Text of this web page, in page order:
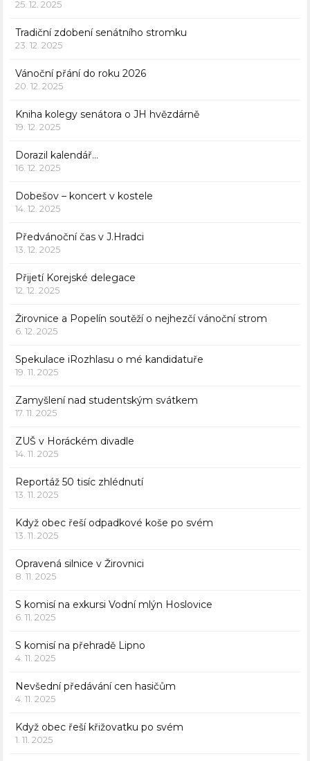
25. 12. 2025
Tradiční zdobení senátního stromku
23. 12. 2025
Vánoční přání do roku 2026
20. 12. 2025
Kniha kolegy senátora o JH hvězdárně
19. 12. 2025
Dorazil kalendář…
16. 12. 2025
Dobešov – koncert v kostele
14. 12. 2025
Předvánoční čas v J.Hradci
13. 12. 2025
Přijetí Korejské delegace
12. 12. 2025
Žirovnice a Popelín soutěží o nejhezčí vánoční strom
6. 12. 2025
Spekulace iRozhlasu o mé kandidatuře
19. 11. 2025
Zamyšlení nad studentským svátkem
17. 11. 2025
ZUŠ v Horáckém divadle
14. 11. 2025
Reportáž 50 tisíc zhlédnutí
13. 11. 2025
Když obec řeší odpadkové koše po svém
13. 11. 2025
Opravená silnice v Žirovnici
8. 11. 2025
S komisí na exkursi Vodní mlýn Hoslovice
6. 11. 2025
S komisí na přehradě Lipno
4. 11. 2025
Nevšední předávání cen hasičům
4. 11. 2025
Když obec řeší křižovatku po svém
1. 11. 2025